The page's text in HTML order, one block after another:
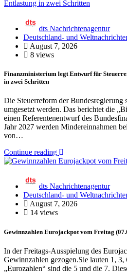
dts Nachrichtenagentur
Deutschland- und
August 7, 2026
8 views
Finanzministerium legt Entwurf für
in zwei Schritten
Die Steuerreform der Bundesregierung
umgesetzt werden. Das berichtet die
einen Referentenentwurf des
Jahr 2027 werden Mindereinnahmen
von…
Continue reading
dts Nachrichtenagentur
Deutschland- und
August 7, 2026
14 views
Gewinnzahlen Eurojackpot vom Freitag
In der Freitags-Ausspielung des
Gewinnzahlen gezogen.Sie lauten 1,
„Eurozahlen“ sind die 5 und die 7.